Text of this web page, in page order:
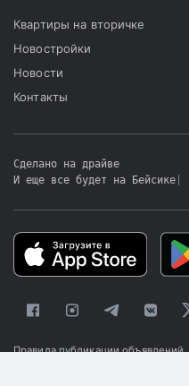
Квартиры на вторичке
Новостройки
Новости
Контакты
Сделано на драйве
И еще все будет на Бейсике
Правила публикации объявлений